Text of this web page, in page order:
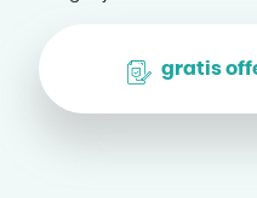
gratis